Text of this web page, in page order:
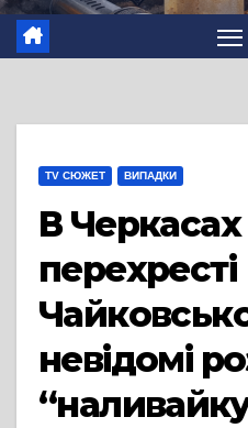
TV СЮЖЕТ ВИПАДКИ
В Черкасах
перехресті
невідомі